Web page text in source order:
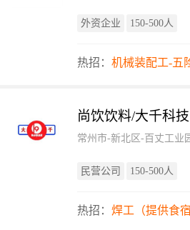
外资企业 150-500人
热招： 机械装配工-五
尚饮饮料/大千科技
常州市-新北区-百丈工业
民营公司 150-500人
热招： 焊工（提供食